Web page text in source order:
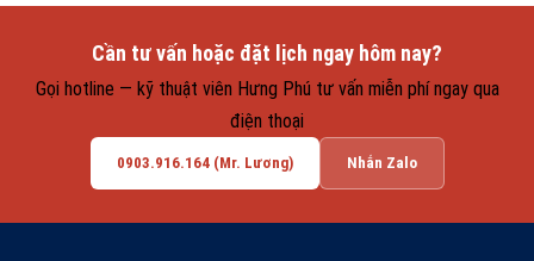
Cần tư vấn hoặc đặt lịch ngay hôm nay?
Gọi hotline — kỹ thuật viên Hưng Phú tư vấn miễn phí ngay qua
điện thoại
0903.916.164 (Mr. Lương) Nhắn Zalo